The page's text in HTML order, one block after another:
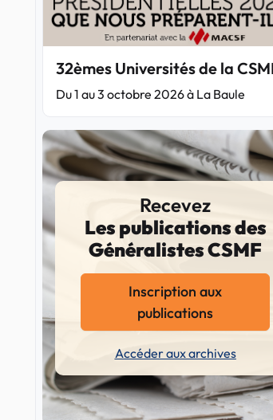
32èmes Universités de la
Du 1 au 3 octobre 2026 à La Baule
Recevez
Les publications des
Généralistes CSMF
Inscription aux
publications
Accéder aux archives